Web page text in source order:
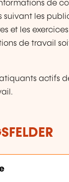
de
suivant les
et les
de travail
actifs